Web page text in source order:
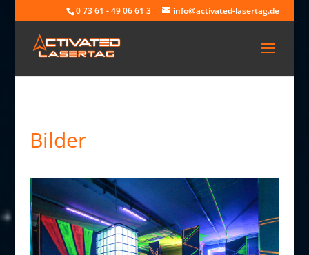
0 73 61 - 49 06 61 3 info@activated-lasertag.de
Bilder